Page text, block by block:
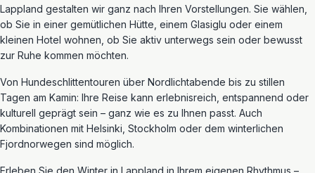
Lappland gestalten wir ganz nach Ihren Vorstellungen. Sie wählen,
ob Sie in einer gemütlichen Hütte, einem Glasiglu oder einem
kleinen Hotel wohnen, ob Sie aktiv unterwegs sein oder bewusst
zur Ruhe kommen möchten.
Von Hundeschlittentouren über Nordlichtabende bis zu stillen
Tagen am Kamin: Ihre Reise kann erlebnisreich, entspannend oder
kulturell geprägt sein – ganz wie es zu Ihnen passt. Auch
Kombinationen mit Helsinki, Stockholm oder dem winterlichen
Fjordnorwegen sind möglich.
Erleben Sie den Winter in Lappland in Ihrem eigenen Rhythmus –